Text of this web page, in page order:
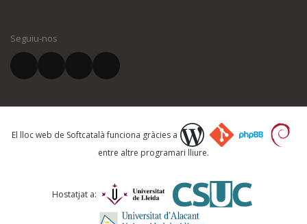
El vostre correu electrònic *
Què proposeu?
Comentari *
Seguiu-nos
El lloc web de Softcatalà funciona gràcies a
entre altre programari lliure.
Hostatjat a: